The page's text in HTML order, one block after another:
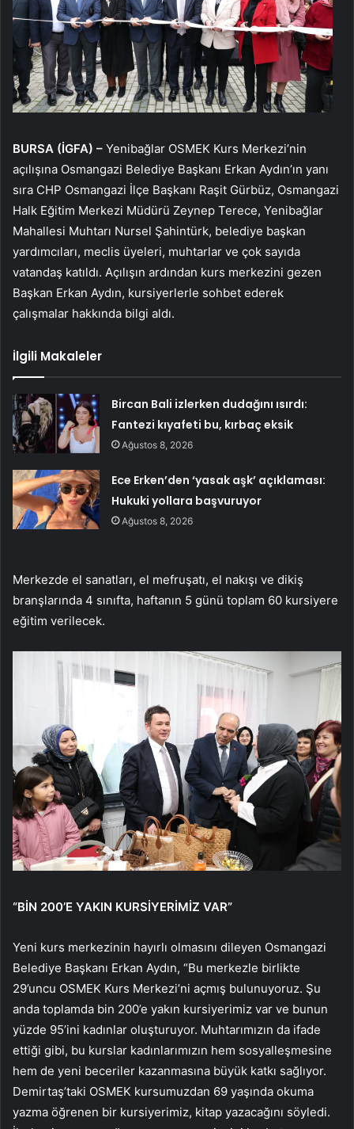
BURSA (İGFA) – Yenibağlar OSMEK Kurs Merkezi’nin
açılışına Osmangazi Belediye Başkanı Erkan Aydın’ın yanı
sıra CHP Osmangazi İlçe Başkanı Raşit Gürbüz, Osmangazi
Halk Eğitim Merkezi Müdürü Zeynep Terece, Yenibağlar
Mahallesi Muhtarı Nursel Şahintürk, belediye başkan
yardımcıları, meclis üyeleri, muhtarlar ve çok sayıda
vatandaş katıldı. Açılışın ardından kurs merkezini gezen
Başkan Erkan Aydın, kursiyerlerle sohbet ederek
çalışmalar hakkında bilgi aldı.
İlgili Makaleler
Bircan Bali izlerken dudağını ısırdı:
Fantezi kıyafeti bu, kırbaç eksik
Ağustos 8, 2026
Ece Erken’den ‘yasak aşk’ açıklaması:
Hukuki yollara başvuruyor
Ağustos 8, 2026
Merkezde el sanatları, el mefruşatı, el nakışı ve dikiş
branşlarında 4 sınıfta, haftanın 5 günü toplam 60 kursiyere
eğitim verilecek.
“BİN 200’E YAKIN KURSİYERİMİZ VAR”
Yeni kurs merkezinin hayırlı olmasını dileyen Osmangazi
Belediye Başkanı Erkan Aydın, “Bu merkezle birlikte
29’uncu OSMEK Kurs Merkezi’ni açmış bulunuyoruz. Şu
anda toplamda bin 200’e yakın kursiyerimiz var ve bunun
yüzde 95’ini kadınlar oluşturuyor. Muhtarımızın da ifade
ettiği gibi, bu kurslar kadınlarımızın hem sosyalleşmesine
hem de yeni beceriler kazanmasına büyük katkı sağlıyor.
Demirtaş’taki OSMEK kursumuzdan 69 yaşında okuma
yazma öğrenen bir kursiyerimiz, kitap yazacağını söyledi.